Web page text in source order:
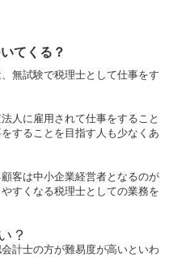
てくる？
無試験で税理士として仕事をす
人に雇用されて仕事をすること
することを目指す人も少なくあ
客は中小企業経営者となるのが
すくなる税理士としての業務を
？
計士の方が難易度が高いといわ